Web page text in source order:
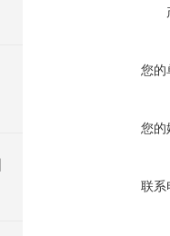
您的
您的
联系